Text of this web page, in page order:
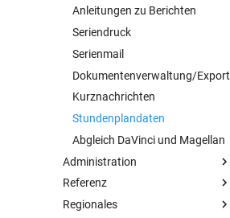
Fachwahl
Abiturberechnung
Anleitungen zu Berichten
Seriendruck
Serienmail
Dokumentenverwaltung/Export
Kurznachrichten
Stundenplandaten
Abgleich DaVinci und Magellan
Administration
Übersicht
Magellan Administrator
Referenz
Übersicht
Regionales